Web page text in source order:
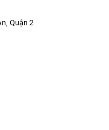
Quận 2